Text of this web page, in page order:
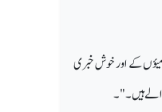
کے اور خوش خبری
والے ہیں۔"۔